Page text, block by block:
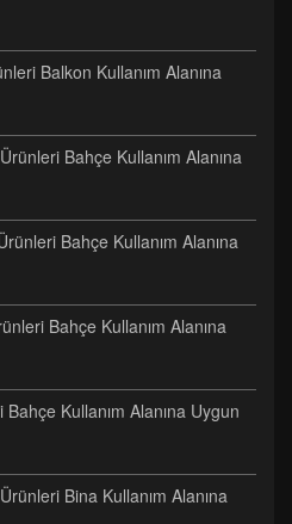
Balkon Kullanım Alanına
Bahçe Kullanım Alanına
Bahçe Kullanım Alanına
Bahçe Kullanım Alanına
Kullanım Alanına Uygun
Bina Kullanım Alanına